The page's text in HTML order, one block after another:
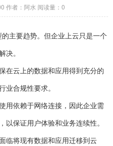
作者：阿水 阅读量： 0
主要趋势。但企业上云只是一个
决。
在云上的数据和应用得到充分的
业合规性要求。
用依赖于网络连接，因此企业需
保证用户体验和业务连续性。
临将现有数据和应用迁移到云